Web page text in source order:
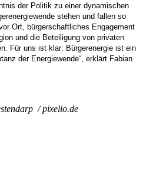
der Politik zu einer dynamischen
stehen und fallen so
Ort, bürgerschaftliches Engagement
und die Beteiligung von privaten
Für uns ist klar: Bürgerenergie ist ein
der Energiewende“, erklärt Fabian
/ pixelio.de